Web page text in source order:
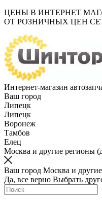
ЦЕНЫ В ИНТЕРНЕТ
ОТ РОЗНИЧНЫХ ЦЕН
Интернет-магазин
Ваш город
Липецк
Липецк
Воронеж
Тамбов
Елец
Москва и другие регионы
Ваш город Москва и
Да, все верно Выбрать